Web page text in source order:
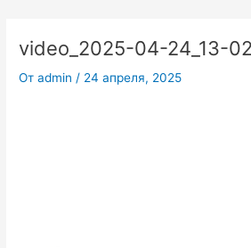
содержимому
video_2025-04-24_13-
Отadmin / 24 апреля, 2025